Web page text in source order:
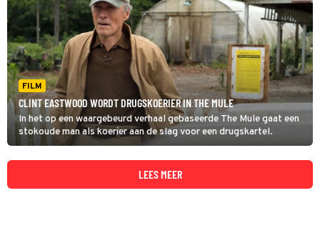
FILM
CLINT EASTWOOD WORDT DRUGSKOERIER IN THE MULE
In het op een waargebeurd verhaal gebaseerde The Mule gaat een
stokoude man als koerier aan de slag voor een drugskartel.
LEES MEER